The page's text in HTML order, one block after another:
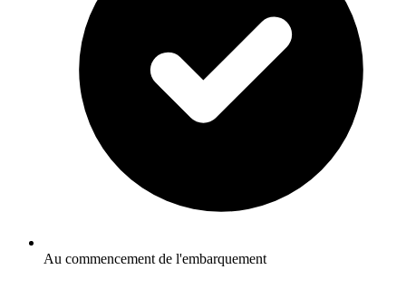
Au commencement de l'embarquement